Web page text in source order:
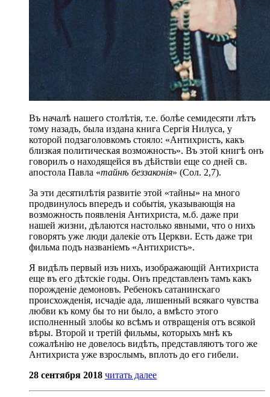
Въ началѣ нашего столѣтія, т.е. болѣе семидесяти лѣтъ
тому назадъ, была издана книга Сергія Нилуса, у
которой подзаголовкомъ стояло: «Антихристъ, какъ
близкая политическая возможность». Въ этой книгѣ онъ
говорилъ о находящейся въ дѣйствіи еще со дней св.
апостола Павла «тайнѣ беззаконія» (Сол. 2,7).
За эти десятилѣтія развитіе этой «тайны» на много
продвинулось впередъ и событія, указывающія на
возможность появленія Антихриста, м.б. даже при
нашей жизни, дѣлаются настолько явными, что о нихъ
говорятъ уже люди далекіе отъ Церкви. Есть даже три
фильма подъ названіемъ «Антихристъ».
Я видѣлъ первый изъ нихъ, изображающій Антихриста
еще въ его дѣтскіе годы. Онъ представленъ тамъ какъ
порожденіе демоновъ. Ребенокъ сатанинскаго
происхожденія, исчадіе ада, лишенный всякаго чувства
любви къ кому бы то ни было, а вмѣсто этого
исполненный злобы ко всѣмъ и отвращенія отъ всякой
вѣры. Второй и третій фильмы, которыхъ мнѣ къ
сожалѣнію не довелось видѣть, представляютъ того же
Антихриста уже взрослымъ, вплоть до его гибели.
28 сентября 2018 читать далее